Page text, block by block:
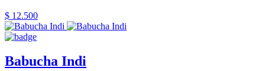
$ 12.500
Babucha Indi